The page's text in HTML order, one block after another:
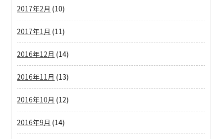
2017年2月 (10)
2017年1月 (11)
2016年12月 (14)
2016年11月 (13)
2016年10月 (12)
2016年9月 (14)